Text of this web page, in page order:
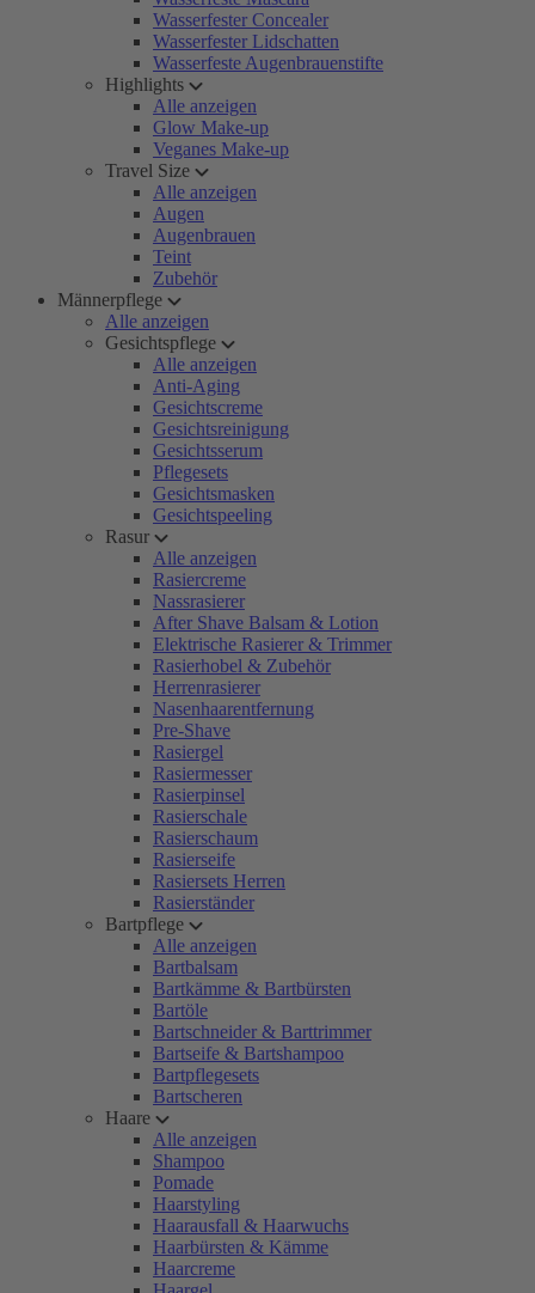
Wasserfester Concealer
Wasserfester Lidschatten
Wasserfeste Augenbrauenstifte
Highlights
Alle anzeigen
Glow Make-up
Veganes Make-up
Travel Size
Alle anzeigen
Augen
Augenbrauen
Teint
Zubehör
Männerpflege
Alle anzeigen
Gesichtspflege
Alle anzeigen
Anti-Aging
Gesichtscreme
Gesichtsreinigung
Gesichtsserum
Pflegesets
Gesichtsmasken
Gesichtspeeling
Rasur
Alle anzeigen
Rasiercreme
Nassrasierer
After Shave Balsam & Lotion
Elektrische Rasierer & Trimmer
Rasierhobel & Zubehör
Herrenrasierer
Nasenhaarentfernung
Pre-Shave
Rasiergel
Rasiermesser
Rasierpinsel
Rasierschale
Rasierschaum
Rasierseife
Rasiersets Herren
Rasierständer
Bartpflege
Alle anzeigen
Bartbalsam
Bartkämme & Bartbürsten
Bartöle
Bartschneider & Barttrimmer
Bartseife & Bartshampoo
Bartpflegesets
Bartscheren
Haare
Alle anzeigen
Shampoo
Pomade
Haarstyling
Haarausfall & Haarwuchs
Haarbürsten & Kämme
Haarcreme